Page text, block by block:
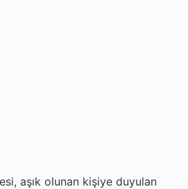
aşık olunan kişiye duyulan